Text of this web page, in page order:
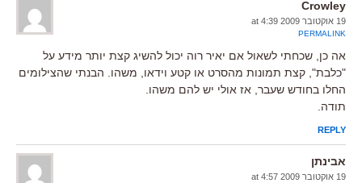
Crowley
19 אוקטובר 2009 at 4:39
PERMALINK
אה כן, שכחתי לשאול אם יאיר רוה יכול להשיג קצת יותר מידע על
"כלבת", קצת תמונות מהסרט או קטע וידאו, משהו. הבנתי שהצילומים
החלו בחודש שעבר, אז אולי יש להם משהו.
תודה.
REPLY
אבינתן
19 אוקטובר 2009 at 4:57